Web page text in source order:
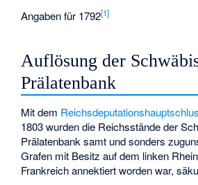
Angaben für 1792[1]
Auflösung der
Prälatenbank
Mit dem
1803 wurden die Reichsstände der
Prälatenbank samt und sonders
Grafen mit Besitz auf dem linken
Frankreich annektiert worden war,